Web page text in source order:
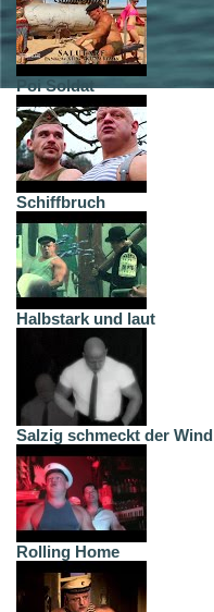
Poi Soldat
Schiffbruch
Halbstark und laut
Salzig schmeckt der Wind
Rolling Home